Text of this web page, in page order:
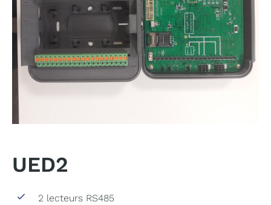
UED2
2 lecteurs RS485